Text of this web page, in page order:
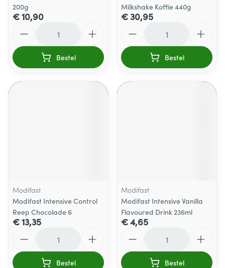
200g
€ 10,90
Bestel
Milkshake Koffie 440g
€ 30,95
Bestel
Modifast
Modifast Intensive Control
Reep Chocolade 6
€ 13,35
Bestel
Modifast
Modifast Intensive Vanilla
Flavoured Drink 236ml
€ 4,65
Bestel